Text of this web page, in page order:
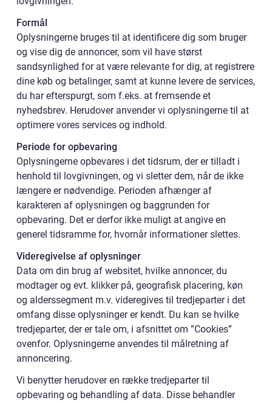
Formål
Oplysningerne bruges til at identificere dig som bruger
og vise dig de annoncer, som vil have størst
sandsynlighed for at være relevante for dig, at registrere
dine køb og betalinger, samt at kunne levere de services,
du har efterspurgt, som f.eks. at fremsende et
nyhedsbrev. Herudover anvender vi oplysningerne til at
optimere vores services og indhold.
Periode for opbevaring
Oplysningerne opbevares i det tidsrum, der er tilladt i
henhold til lovgivningen, og vi sletter dem, når de ikke
længere er nødvendige. Perioden afhænger af
karakteren af oplysningen og baggrunden for
opbevaring. Det er derfor ikke muligt at angive en
generel tidsramme for, hvornår informationer slettes.
Videregivelse af oplysninger
Data om din brug af websitet, hvilke annoncer, du
modtager og evt. klikker på, geografisk placering, køn
og alderssegment m.v. videregives til tredjeparter i det
omfang disse oplysninger er kendt. Du kan se hvilke
tredjeparter, der er tale om, i afsnittet om ”Cookies”
ovenfor. Oplysningerne anvendes til målretning af
annoncering.
Vi benytter herudover en række tredjeparter til
opbevaring og behandling af data. Disse behandler